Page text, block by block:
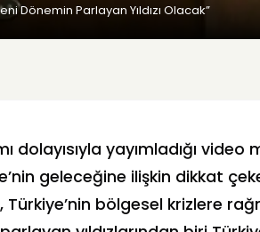
Dönemin Parlayan Yıldızı Olacak”
dolayısıyla yayımladığı
geleceğine ilişkin dikkat
bölgesel krizlere